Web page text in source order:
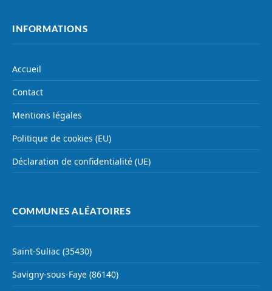
INFORMATIONS
Accueil
Contact
Mentions légales
Politique de cookies (EU)
Déclaration de confidentialité (UE)
COMMUNES ALÉATOIRES
Saint-Suliac (35430)
Savigny-sous-Faye (86140)